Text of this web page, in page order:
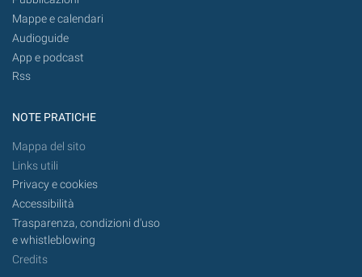
Mappe e calendari
Audioguide
App e podcast
Rss
NOTE PRATICHE
Mappa del sito
Links utili
Privacy e cookies
Accessibilità
Trasparenza, condizioni d'uso
e whistleblowing
Credits